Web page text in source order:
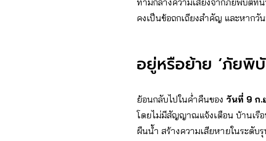
คงเป็นข้อถกเถียงสำคัญ และหากวั
อยู่หรือย้าย ‘ภัยพิ
ย้อนกลับไปในค่ำคืนของ วันที่ 9 ก.
โดยไม่มีสัญญาณแจ้งเตือน บ้านเรื
ผืนน้ำ สร้างความเสียหายในระดับ